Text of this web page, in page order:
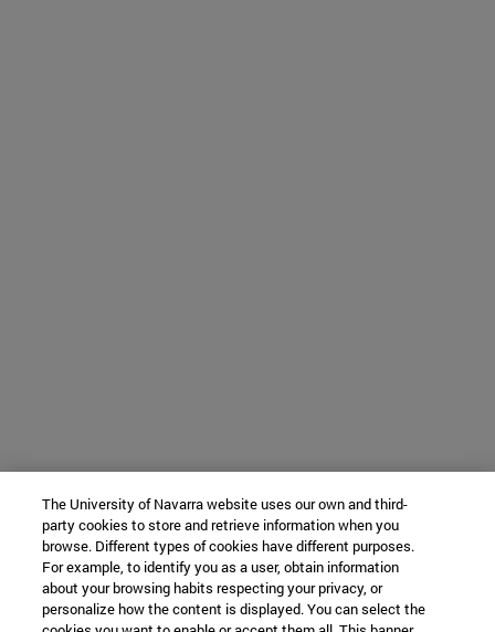
The University of Navarra website uses our own and third-
party cookies to store and retrieve information when you
browse. Different types of cookies have different purposes.
For example, to identify you as a user, obtain information
about your browsing habits respecting your privacy, or
personalize how the content is displayed. You can select the